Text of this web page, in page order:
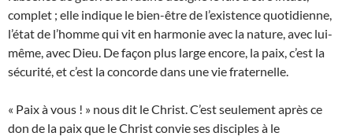
complet ; elle indique le bien-être de l’existence quotidienne,
l’état de l’homme qui vit en harmonie avec la nature, avec lui-
même, avec Dieu. De façon plus large encore, la paix, c’est la
sécurité, et c’est la concorde dans une vie fraternelle.
« Paix à vous ! » nous dit le Christ. C’est seulement après ce
don de la paix que le Christ convie ses disciples à le